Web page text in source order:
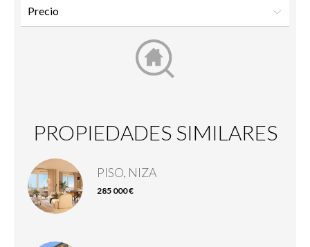
PROPIEDADES SIMILARES
PISO, NIZA
285 000 €